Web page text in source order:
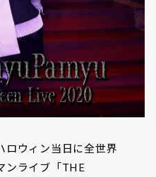
ロウィン当日に全世界
ンライブ「THE